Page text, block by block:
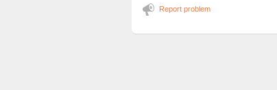
Report problem